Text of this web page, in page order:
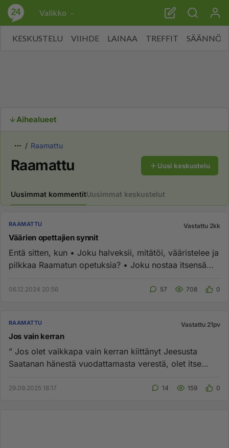
Valikko
KESKUSTELU VIIHDE LAINAA TREFFIT SÄÄNNÖT
Aihealueet
Raamattu
Raamattu Uusi keskustelu
Uusimmat kommentitUusimmat keskustelut
RAAMATTU Vastattu 2kk
Väärien opettajien synnit
Entä sitten, kun • Joku halveksii, mitätöi, vääristelee ja
pilkkaa Raamatun opetuksia? • Joku nostaa itsensä
06.12.2024 20:56 57 708 0
RAAMATTU Vastattu 21pv
Jos vain kerran
” Jos olet vaikkapa vain kerran kiittänyt Jeesusta
Saatanan hänestä vuodattamasta verestä, olet itse
29.09.2025 18:17 14 159 0